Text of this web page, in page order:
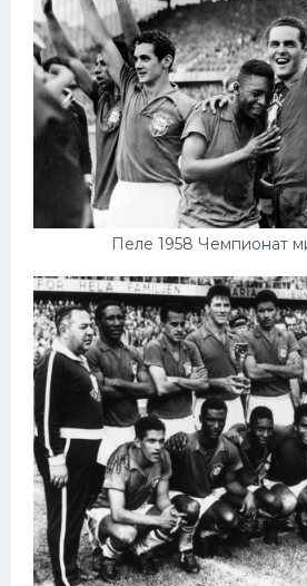
Пеле 1958 Чемпионат